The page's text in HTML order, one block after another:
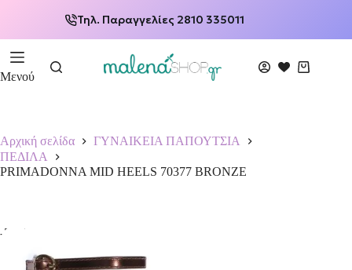
Τηλ. Παραγγελίες 2810 335011
Μενού
Αρχική σελίδα
ΓΥΝΑΙΚΕΙΑ ΠΑΠΟΥΤΣΙΑ
ΠΕΔΙΛΑ
PRIMADONNA MID HEELS 70377 BRONZE
-50%